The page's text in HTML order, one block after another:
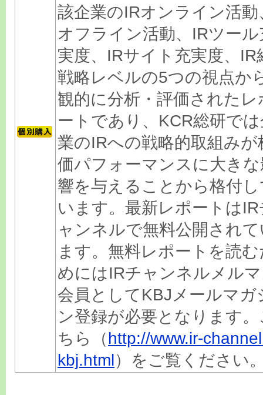
該企業のIRオンライン活動
オフライン活動、IRツール
実度、IRサイト充実度、IR
戦略レベルの5つの視点か
観的に分析・評価されたレ
ートであり、KCR総研で
業のIRへの戦略的取組みが
価パフォーマンスに大き
響を与えることから格付
います。最新レポートはIR
ャンネルで無料公開され
ます。無料レポートを読む
めにはIRチャンネルメル
会員としてKBJメールマガ
ン登録が必要となります。
ちら（http://www.ir-
kbj.html）をご覧ください